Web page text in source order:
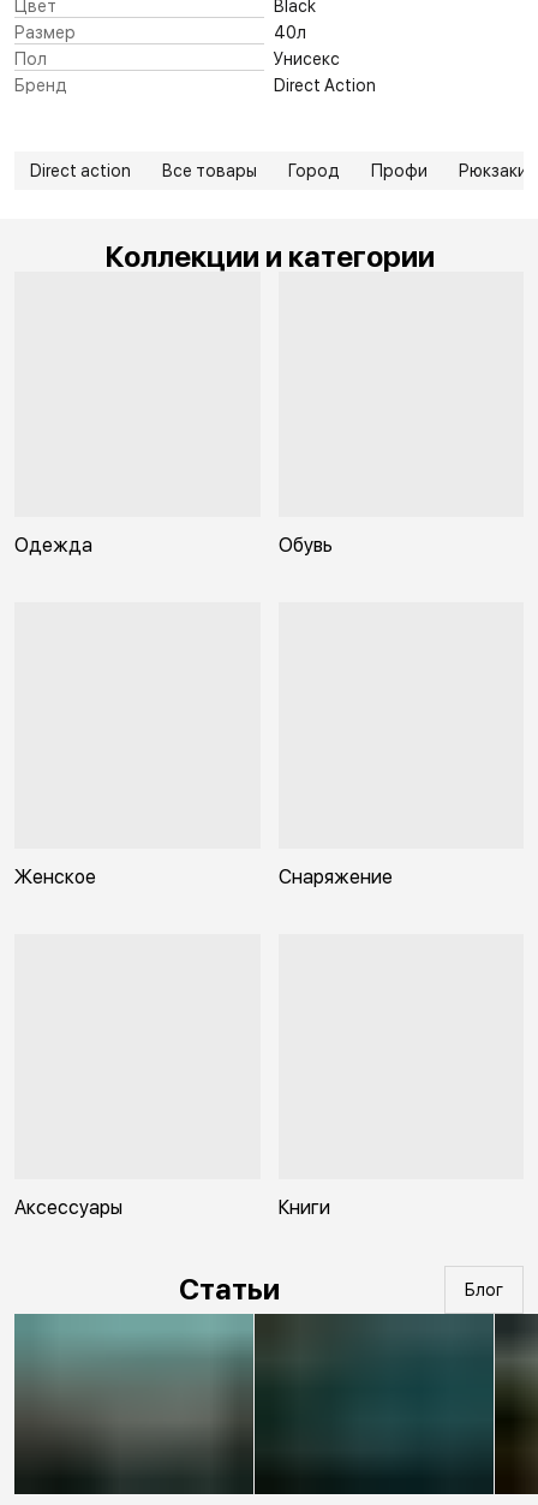
Цвет
Black
Размер
40л
Пол
Унисекс
Бренд
Direct Action
Direct action Все товары Город Профи Рюкзаки
Коллекции и категории
Одежда Обувь
Женское Снаряжение
Аксессуары Книги
Статьи Блог